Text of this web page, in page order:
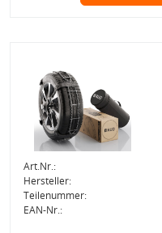
Art.Nr.:
Hersteller:
Teilenummer:
EAN-Nr.: